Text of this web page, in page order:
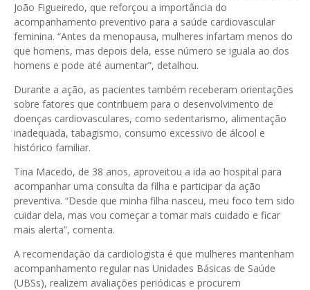
João Figueiredo, que reforçou a importância do
acompanhamento preventivo para a saúde cardiovascular
feminina. “Antes da menopausa, mulheres infartam menos do
que homens, mas depois dela, esse número se iguala ao dos
homens e pode até aumentar”, detalhou.
Durante a ação, as pacientes também receberam orientações
sobre fatores que contribuem para o desenvolvimento de
doenças cardiovasculares, como sedentarismo, alimentação
inadequada, tabagismo, consumo excessivo de álcool e
histórico familiar.
Tina Macedo, de 38 anos, aproveitou a ida ao hospital para
acompanhar uma consulta da filha e participar da ação
preventiva. “Desde que minha filha nasceu, meu foco tem sido
cuidar dela, mas vou começar a tomar mais cuidado e ficar
mais alerta”, comenta.
A recomendação da cardiologista é que mulheres mantenham
acompanhamento regular nas Unidades Básicas de Saúde
(UBSs), realizem avaliações periódicas e procurem